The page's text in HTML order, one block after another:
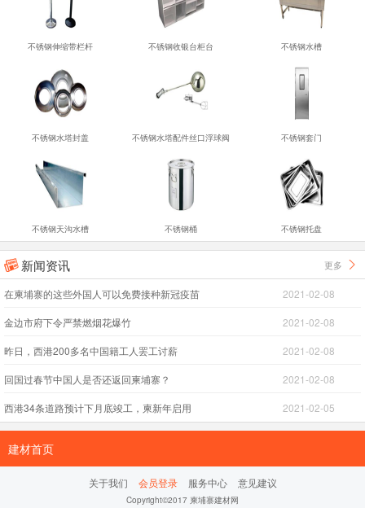
不锈钢伸缩带栏杆 不锈钢收银台柜台 不锈钢水槽
不锈钢水塔封盖 不锈钢水塔配件丝口浮球阀 不锈钢套门
不锈钢天沟水槽 不锈钢桶 不锈钢托盘
 新闻资讯 更多 
在柬埔寨的这些外国人可以免费接种新冠疫苗 2021-02-08
金边市府下令严禁燃烟花爆竹 2021-02-08
昨日，西港200多名中国籍工人罢工讨薪 2021-02-08
回国过春节中国人是否还返回柬埔寨？ 2021-02-08
西港34条道路预计下月底竣工，柬新年启用 2021-02-05
建材首页
关于我们 会员登录 服务中心 意见建议
Copyright©2017 柬埔寨建材网